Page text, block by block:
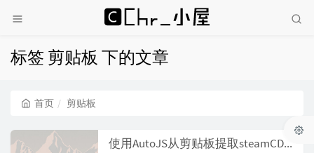
标签 剪贴板 下的文章
首页 剪贴板
使用AutoJS从剪贴板提取steamCDKey